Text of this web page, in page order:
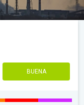
BUENA